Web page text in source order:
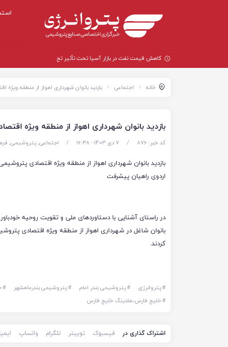
کاهش قیمت نفت در بازار آسیا تحت تأثیر تحولات ونزوئل
خانه اجتماعی بازدید بانوان شهرداری اهواز از منطقه
بازدید بانوان شهرداری اهواز از منطقه ویژه
کد خبر: 876 / 7 دی 1403 - ۱۶:۳۸ / اجتماعی, پتروشیمی,
بازدید بانوان شهرداری اهواز از منطقه ویژه اقتصادی
اردوی راهیان پیشرفت
در راستای آشنایی با دستاوردهای ملی و تقویت روحیه
بانوان شاغل در شهرداری اهواز از منطقه ویژه اقتصادی
کردند.
#پتروانرژی #پتروشیمی بندر امام #پتروشیمی بندرماهشهر #
#خلیج فارس،هلدینگ خلیج فارس
اشتراک گذاری در فیسبوک توییتر تلگرام واتساپ